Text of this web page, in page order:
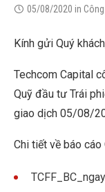
05/08/2020 in
Kính gửi Quý
Techcom Capital
Quỹ đầu tư Trái
giao dịch 05/08/
Chi tiết về báo